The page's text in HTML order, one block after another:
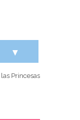
▼
Princesas